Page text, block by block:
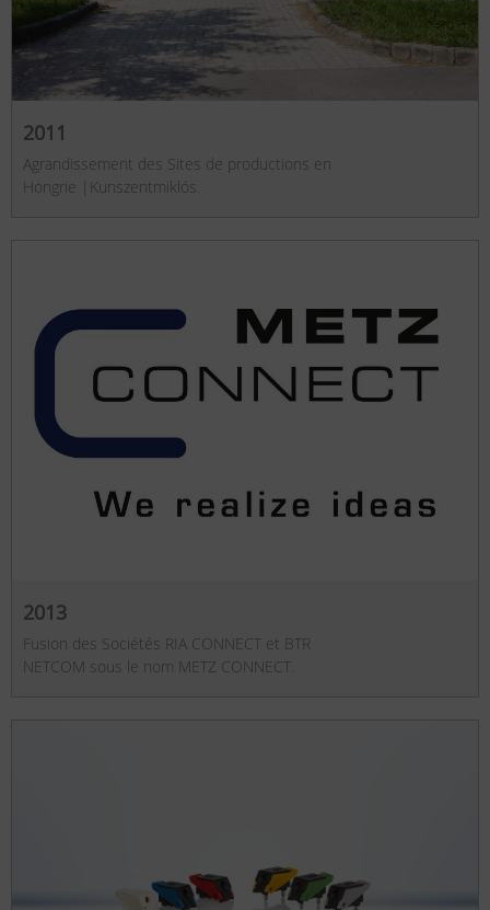
2011
Agrandissement des Sites de productions en
Hongrie |Kunszentmiklós.
2013
Fusion des Sociétés RIA CONNECT et BTR
NETCOM sous le nom METZ CONNECT.